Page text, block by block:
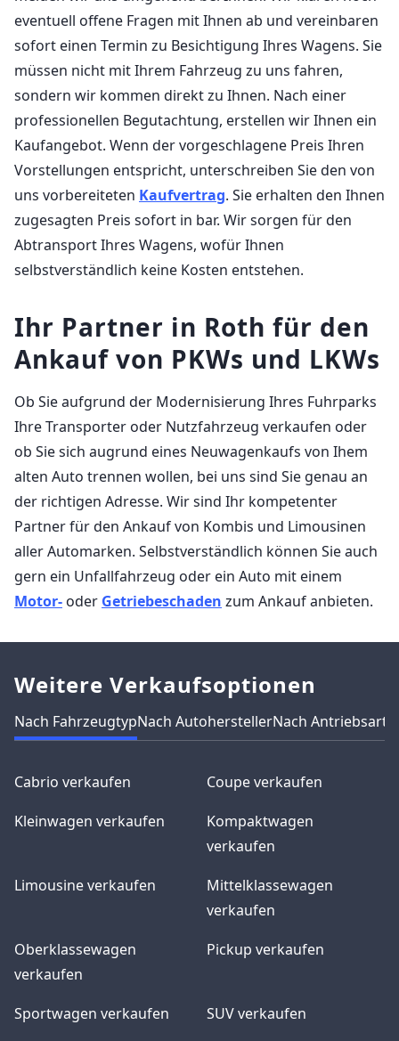
eventuell offene Fragen mit Ihnen ab und vereinbaren
sofort einen Termin zu Besichtigung Ihres Wagens. Sie
müssen nicht mit Ihrem Fahrzeug zu uns fahren,
sondern wir kommen direkt zu Ihnen. Nach einer
professionellen Begutachtung, erstellen wir Ihnen ein
Kaufangebot. Wenn der vorgeschlagene Preis Ihren
Vorstellungen entspricht, unterschreiben Sie den von
uns vorbereiteten Kaufvertrag. Sie erhalten den Ihnen
zugesagten Preis sofort in bar. Wir sorgen für den
Abtransport Ihres Wagens, wofür Ihnen
selbstverständlich keine Kosten entstehen.
Ihr Partner in Roth für den
Ankauf von PKWs und LKWs
Ob Sie aufgrund der Modernisierung Ihres Fuhrparks
Ihre Transporter oder Nutzfahrzeug verkaufen oder
ob Sie sich augrund eines Neuwagenkaufs von Ihem
alten Auto trennen wollen, bei uns sind Sie genau an
der richtigen Adresse. Wir sind Ihr kompetenter
Partner für den Ankauf von Kombis und Limousinen
aller Automarken. Selbstverständlich können Sie auch
gern ein Unfallfahrzeug oder ein Auto mit einem
Motor- oder Getriebeschaden zum Ankauf anbieten.
Weitere Verkaufsoptionen
Nach FahrzeugtypNach AutoherstellerNach Antriebsart
Cabrio verkaufen
Coupe verkaufen
Kleinwagen verkaufen
Kompaktwagen
verkaufen
Limousine verkaufen
Mittelklassewagen
verkaufen
Oberklassewagen
verkaufen
Pickup verkaufen
Sportwagen verkaufen
SUV verkaufen